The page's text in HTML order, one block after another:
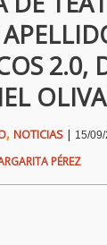
2.0,
, NOTICIAS | 15/
PÉREZ